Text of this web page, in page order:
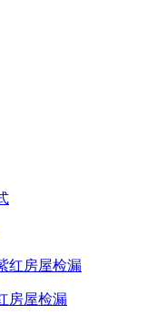
房屋检漏